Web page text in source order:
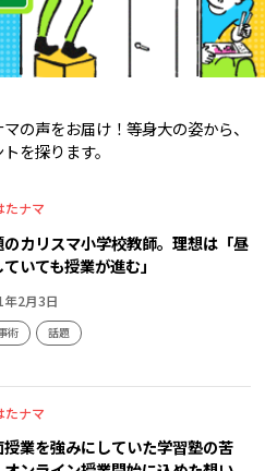
の声をお届け！等身大の姿から、
を探ります。
たナマ
のカリスマ小学校教師。理想は「昼
いても授業が進む」
年2月3日
術 話題
たナマ
授業を強みにしていた学習塾の苦